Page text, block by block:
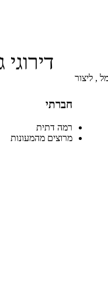
, ליצור
חברתי
רמה דתית
מרוצים מהמעונות